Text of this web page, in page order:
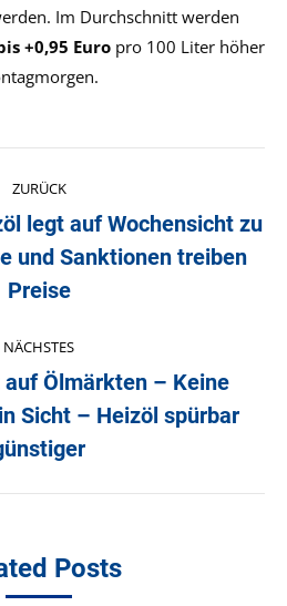
Im Durchschnitt werden
+0,95 Euro pro 100 Liter höher
ZURÜCK
Vorheriger
Beitrag:
legt auf Wochensicht zu
und Sanktionen treiben
Preise
NÄCHSTES
Nächster
Beitrag:
Ölmärkten – Keine
Sicht – Heizöl spürbar
Posts